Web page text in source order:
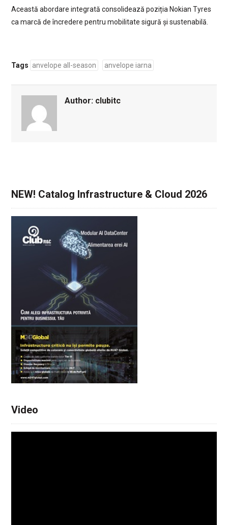
Această abordare integrată consolidează poziția Nokian Tyres
ca marcă de încredere pentru mobilitate sigură și sustenabilă.
Tags anvelope all-season anvelope iarna
Author: clubitc
NEW! Catalog Infrastructure & Cloud 2026
Video